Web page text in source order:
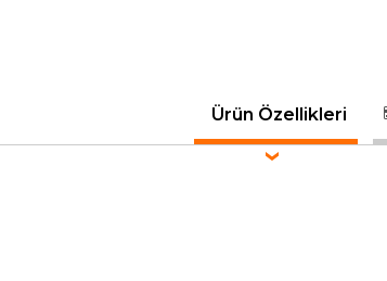
Ürün Özellikleri